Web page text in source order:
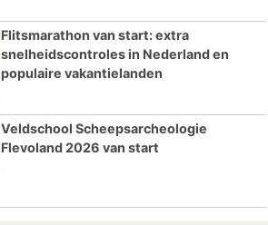
Flitsmarathon van start: extra
snelheidscontroles in Nederland en
populaire vakantielanden
Veldschool Scheepsarcheologie
Flevoland 2026 van start